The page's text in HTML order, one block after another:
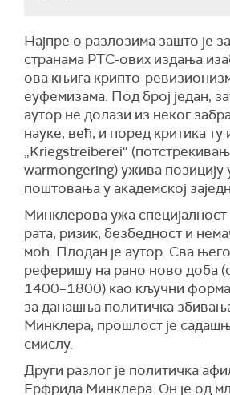
Најпре о разлозима зашто је
странама РТС-ових издања
ова књига крипто-
еуфемизама. Под број један,
аутор не долази из неког
науке, већ, и поред критика ту
„Kriegstreiberei“
warmongering) ужива позицију
поштовања у академској
Минклерова ужа специјалност
рата, ризик, безбедност и
моћ. Плодан је аутор. Сва
реферишу на рано ново доба
1400–1800) као кључни
за данашња политичка
Минклера, прошлост је
смислу.
Други разлог је политичка
Ерфрида Минклера. Он је од